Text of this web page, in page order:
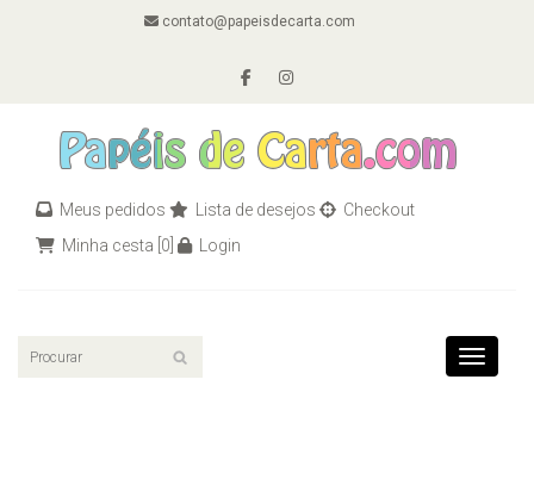
contato@papeisdecarta.com
Meus pedidos Lista de desejos
Checkout
Minha cesta [0] Login
Toggle